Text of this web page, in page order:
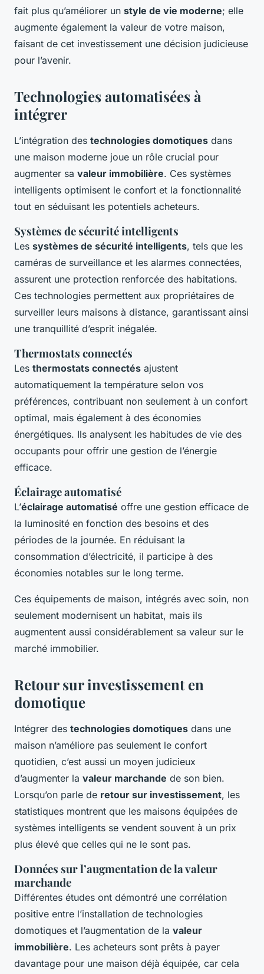
fait plus qu’améliorer un style de vie moderne; elle
augmente également la valeur de votre maison,
faisant de cet investissement une décision judicieuse
pour l’avenir.
Technologies automatisées à
intégrer
L’intégration des technologies domotiques dans
une maison moderne joue un rôle crucial pour
augmenter sa valeur immobilière. Ces systèmes
intelligents optimisent le confort et la fonctionnalité
tout en séduisant les potentiels acheteurs.
Systèmes de sécurité intelligents
Les systèmes de sécurité intelligents, tels que les
caméras de surveillance et les alarmes connectées,
assurent une protection renforcée des habitations.
Ces technologies permettent aux propriétaires de
surveiller leurs maisons à distance, garantissant ainsi
une tranquillité d’esprit inégalée.
Thermostats connectés
Les thermostats connectés ajustent
automatiquement la température selon vos
préférences, contribuant non seulement à un confort
optimal, mais également à des économies
énergétiques. Ils analysent les habitudes de vie des
occupants pour offrir une gestion de l’énergie
efficace.
Éclairage automatisé
L’éclairage automatisé offre une gestion efficace de
la luminosité en fonction des besoins et des
périodes de la journée. En réduisant la
consommation d’électricité, il participe à des
économies notables sur le long terme.
Ces équipements de maison, intégrés avec soin, non
seulement modernisent un habitat, mais ils
augmentent aussi considérablement sa valeur sur le
marché immobilier.
Retour sur investissement en
domotique
Intégrer des technologies domotiques dans une
maison n’améliore pas seulement le confort
quotidien, c’est aussi un moyen judicieux
d’augmenter la valeur marchande de son bien.
Lorsqu’on parle de retour sur investissement, les
statistiques montrent que les maisons équipées de
systèmes intelligents se vendent souvent à un prix
plus élevé que celles qui ne le sont pas.
Données sur l’augmentation de la valeur
marchande
Différentes études ont démontré une corrélation
positive entre l’installation de technologies
domotiques et l’augmentation de la valeur
immobilière. Les acheteurs sont prêts à payer
davantage pour une maison déjà équipée, car cela